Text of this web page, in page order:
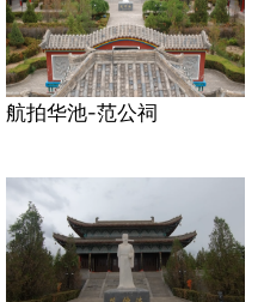
航拍华池-范公祠